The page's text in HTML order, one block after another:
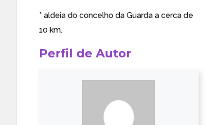
* aldeia do concelho da Guarda a cerca de
10 km.
Perfil de Autor